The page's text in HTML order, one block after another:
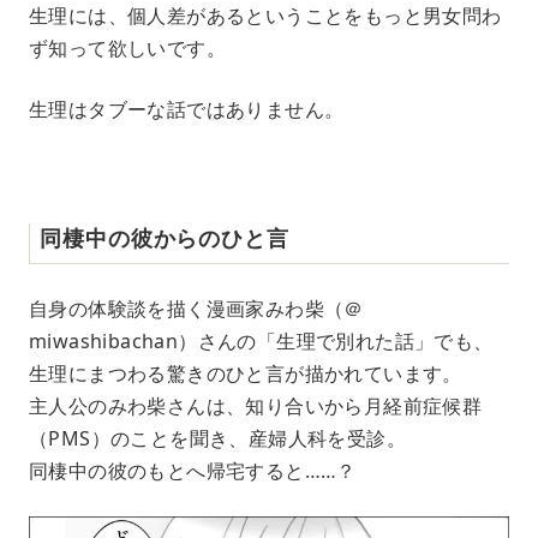
生理には、個人差があるということをもっと男女問わ
ず知って欲しいです。
生理はタブーな話ではありません。
同棲中の彼からのひと言
自身の体験談を描く漫画家みわ柴（＠
miwashibachan）さんの「生理で別れた話」でも、
生理にまつわる驚きのひと言が描かれています。
主人公のみわ柴さんは、知り合いから月経前症候群
（PMS）のことを聞き、産婦人科を受診。
同棲中の彼のもとへ帰宅すると……？